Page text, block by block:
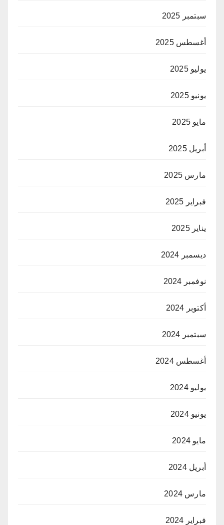
سبتمبر 2025
أغسطس 2025
يوليو 2025
يونيو 2025
مايو 2025
أبريل 2025
مارس 2025
فبراير 2025
يناير 2025
ديسمبر 2024
نوفمبر 2024
أكتوبر 2024
سبتمبر 2024
أغسطس 2024
يوليو 2024
يونيو 2024
مايو 2024
أبريل 2024
مارس 2024
فبراير 2024